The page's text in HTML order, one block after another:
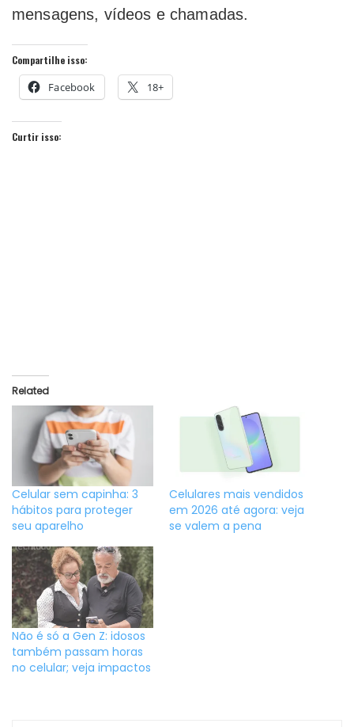
mensagens, vídeos e chamadas.
Compartilhe isso:
Facebook 18+
Curtir isso:
Related
Celular sem capinha: 3
hábitos para proteger
seu aparelho
Celulares mais vendidos
em 2026 até agora: veja
se valem a pena
Não é só a Gen Z: idosos
também passam horas
no celular; veja impactos